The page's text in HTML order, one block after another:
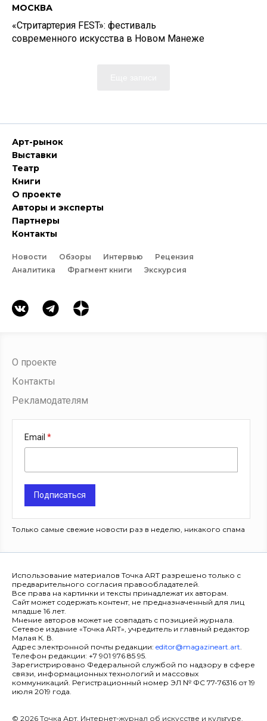
МОСКВА
«Стритартерия FEST»: фестиваль
современного искусства в Новом Манеже
Арт-рынок
Выставки
Театр
Книги
О проекте
Авторы и эксперты
Партнеры
Контакты
Новости Обзоры Интервью
Рецензия
Аналитика
Фрагмент книги Экскурсия
О проекте
Контакты
Рекламодателям
Email
Подписаться
Только самые свежие новости раз в неделю, никакого спама
Использование материалов Точка ART разрешено только с
предварительного согласия правообладателей.
Все права на картинки и тексты принадлежат их авторам.
Сайт может содержать контент, не предназначенный для лиц
младше 16 лет.
Мнение авторов может не совпадать с позицией журнала.
Сетевое издание «Точка ART», учредитель и главный редактор
Малая К. В.
Адрес электронной почты редакции: editor@magazineart.art.
Телефон редакции: +7 901 976 85 95.
Зарегистрировано Федеральной службой по надзору в сфере
связи, информационных технологий и массовых
коммуникаций. Регистрационный номер ЭЛ № ФС 77-76316 от 19
июля 2019 года.
© 2026 Точка Арт. Интернет-журнал об искусстве и культуре.